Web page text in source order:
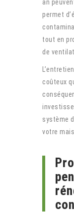
an
permet
tout en
de
coûteux
système
votre